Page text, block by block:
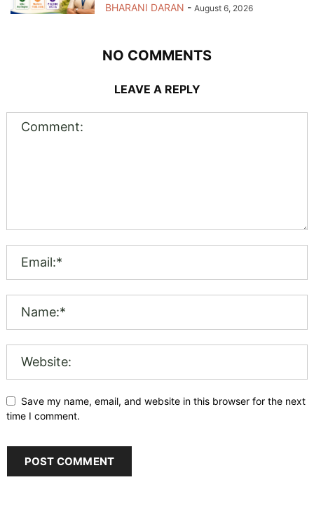
BHARANI DARAN - August 6, 2026
NO COMMENTS
LEAVE A REPLY
Save my name, email, and website in this browser for the next
time I comment.